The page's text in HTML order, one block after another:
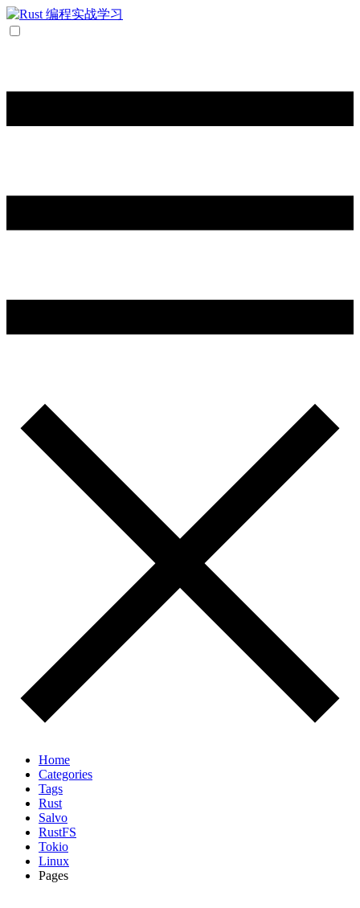
Home
Categories
Tags
Rust
Salvo
RustFS
Tokio
Linux
Pages